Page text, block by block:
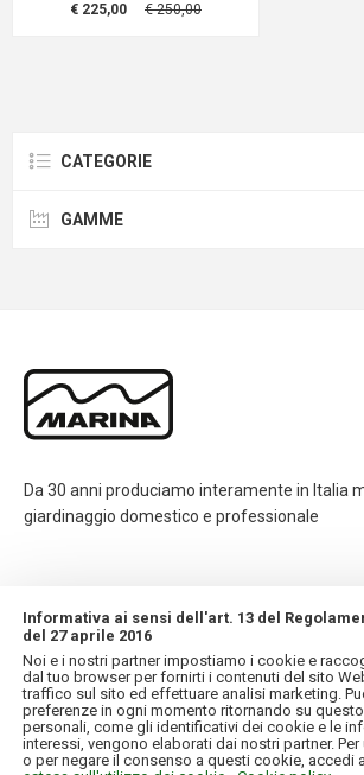
€ 225,00
€ 250,00
CATEGORIE
GAMME
Da 30 anni produciamo interamente in Italia
giardinaggio domestico e professionale
INFORMAZIONI
IL MIO ACCOUNT
Informativa ai sensi dell'art. 13 del
del 27 aprile 2016
Noi e i nostri partner impostiamo i cookie e
dal tuo browser per fornirti i contenuti del sito
traffico sul sito ed effettuare analisi marketing.
preferenze in ogni momento ritornando su
personali, come gli identificativi dei cookie e le
interessi, vengono elaborati dai nostri partner.
o per negare il consenso a questi cookie, accedi